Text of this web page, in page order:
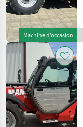
Machine d’occasion